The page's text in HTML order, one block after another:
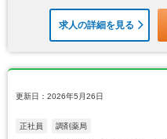
求人の詳細を見る
更新日：2026年5月26日
正社員 調剤薬局